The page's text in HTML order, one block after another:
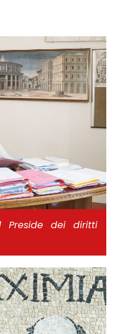
Preside dei diritti